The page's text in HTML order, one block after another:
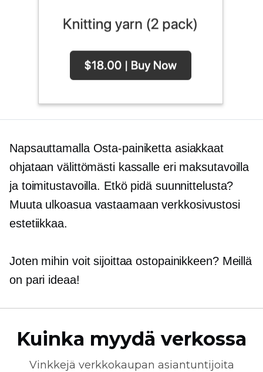
Napsauttamalla Osta-painiketta asiakkaat
ohjataan välittömästi kassalle eri maksutavoilla
ja toimitustavoilla. Etkö pidä suunnittelusta?
Muuta ulkoasua vastaamaan verkkosivustosi
estetiikkaa.
Joten mihin voit sijoittaa ostopainikkeen? Meillä
on pari ideaa!
Kuinka myydä verkossa
Vinkkejä verkkokaupan asiantuntijoita